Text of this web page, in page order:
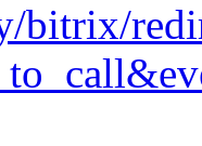
bitrix/